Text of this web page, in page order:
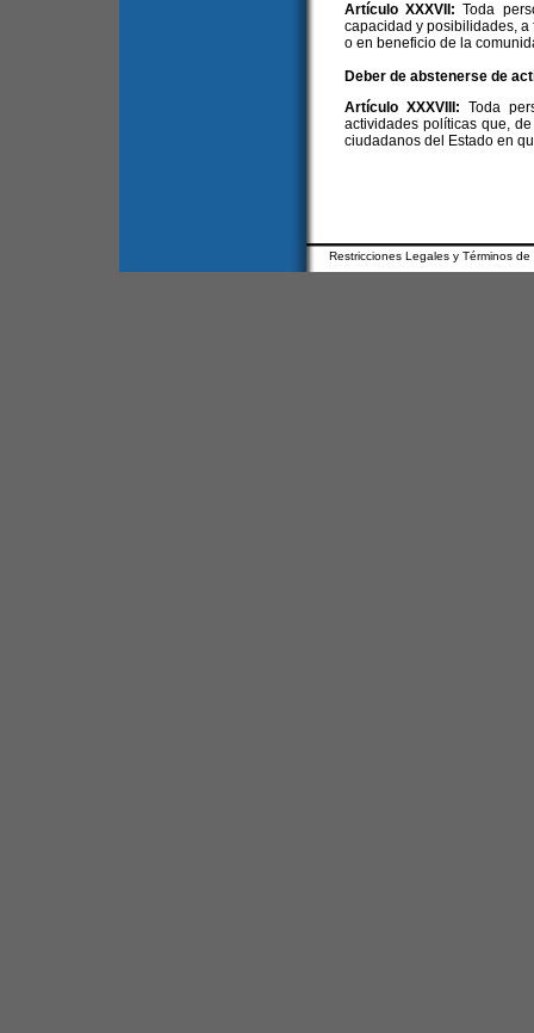
Artículo XXXVII:Toda
capacidad y posibilidades,
o en beneficio de la
Deber de abstenerse de
Artículo XXXVIII: Toda
actividades políticas que,
ciudadanos del Estado en
Restricciones Legales y Términos de